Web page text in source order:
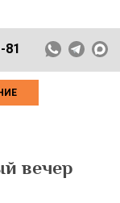
81
вечер